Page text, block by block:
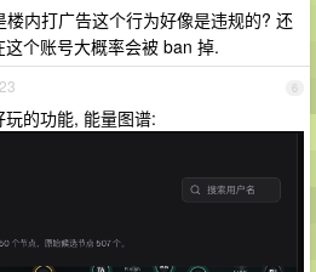
楼内打广告这个行为好像是违规的? 还
个账号大概率会被 ban 掉.
6
的功能, 能量图谱: